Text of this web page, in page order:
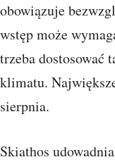
obowiązuje
wstęp może
trzeba dostosować
klimatu.
sierpnia.
Skiathos